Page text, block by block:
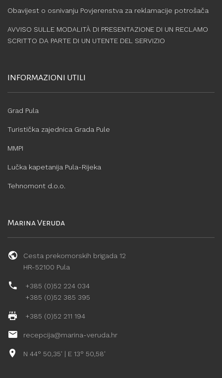
Obavijest o osnivanju Povjerenstva za reklamacije potrošača
AVVISO SULLE MODALITÀ DI PRESENTAZIONE DI UN RECLAMO
SCRITTO DA PARTE DI UN UTENTE DEL SERVIZIO
INFORMAZIONI UTILI
Grad Pula
Turistička zajednica Grada Pule
MMPI
Lučka kapetanija Pula-Rijeka
Tehnomont d.o.o.
Marina Veruda
Cesta prekomorskih brigada 12
HR-52100 Pula
+385 (0)52 224 034
+385 (0)52 385 395
+385 (0)52 211 194
recepcija@marina-veruda.hr
N 44° 50,35' | E 13° 50,58'